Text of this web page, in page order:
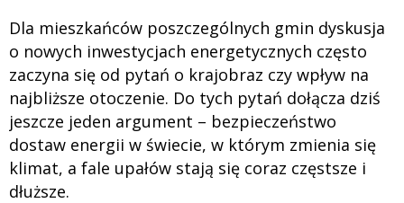
Dla mieszkańców poszczególnych gmin dyskusja
o nowych inwestycjach energetycznych często
zaczyna się od pytań o krajobraz czy wpływ na
najbliższe otoczenie. Do tych pytań dołącza dziś
jeszcze jeden argument – bezpieczeństwo
dostaw energii w świecie, w którym zmienia się
klimat, a fale upałów stają się coraz częstsze i
dłuższe.